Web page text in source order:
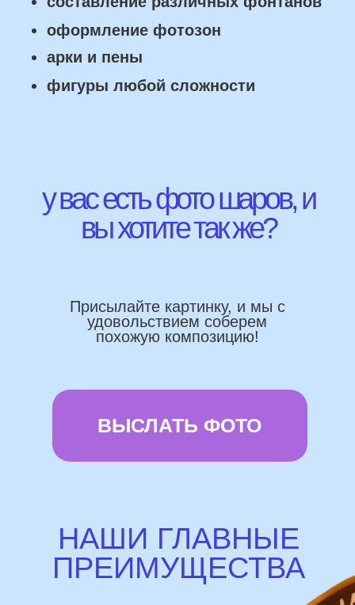
(Не Китай)
Предоставляем гарантию полета
Бонусы и скидки постоянным